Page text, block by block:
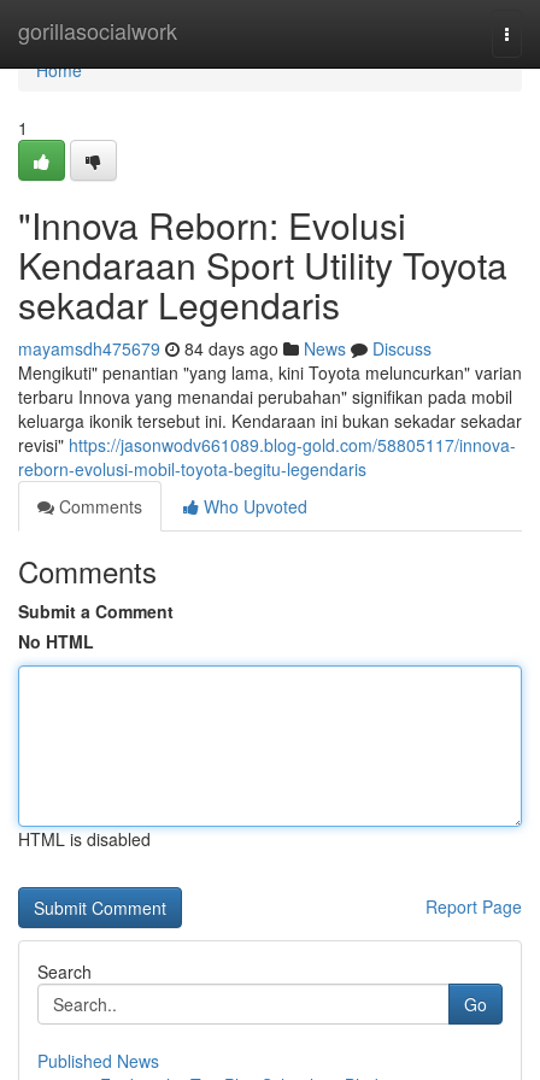
gorillasocialwork
Home
Home
1
"Innova Reborn: Evolusi
Kendaraan Sport Utility Toyota
sekadar Legendaris
mayamsdh475679 84 days ago News
Discuss
Mengikuti" penantian "yang lama, kini Toyota meluncurkan" varian
terbaru Innova yang menandai perubahan" signifikan pada mobil
keluarga ikonik tersebut ini. Kendaraan ini bukan sekadar sekadar
revisi" https://jasonwodv661089.blog-gold.com/58805117/innova-
reborn-evolusi-mobil-toyota-begitu-legendaris
Comments
Who Upvoted
Comments
Submit a Comment
No HTML
HTML is disabled
Report Page
Search
Go
Published News